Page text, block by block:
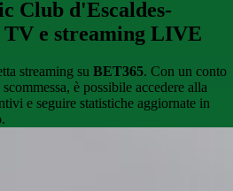
Club d'Escaldes-
e streaming LIVE
streaming su BET365. Con un conto
è possibile accedere alla
e seguire statistiche aggiornate in